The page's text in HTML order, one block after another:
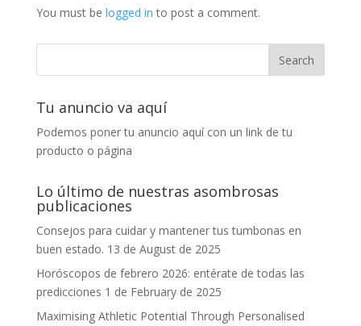
You must be logged in to post a comment.
Tu anuncio va aquí
Podemos poner tu anuncio aquí con un link de tu
producto o página
Lo último de nuestras asombrosas
publicaciones
Consejos para cuidar y mantener tus tumbonas en
buen estado. 13 de August de 2025
Horóscopos de febrero 2026: entérate de todas las
predicciones 1 de February de 2025
Maximising Athletic Potential Through Personalised